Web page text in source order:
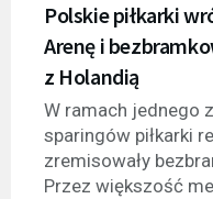
Polskie piłkarki
Arenę i
z Holandią
W ramach jednego
sparingów piłkarki
zremisowały
Przez większość